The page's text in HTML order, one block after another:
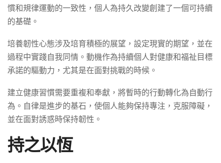
慣和規律運動的一致性，個人為持久改變創建了一個可持續
的基礎。
培養韌性心態涉及培育積極的展望，設定現實的期望，並在
過程中實踐自我同情。動機作為持續個人對健康和福祉目標
承諾的驅動力，尤其是在面對挑戰的時候。
建立健康習慣需要重複和奉獻，將暫時的行動轉化為自動行
為。自律是進步的基石，使個人能夠保持專注，克服障礙，
並在面對誘惑時保持韌性。
持之以恆